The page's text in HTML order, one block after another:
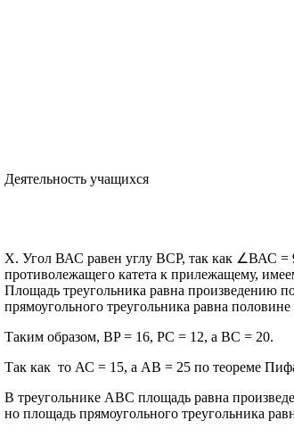
Деятельность учащихся
X. Угол ВАС равен углу ВСР, так как ∠ВАС
противолежащего катета к прилежащему,
Площадь треугольника равна произведению
прямоугольного треугольника равна
Таким образом, BP = 16, PC = 12, а ВС = 20.
Так как то АС = 15, а АВ = 25 по теореме
В треугольнике АВС площадь равна
но площадь прямоугольного треугольника